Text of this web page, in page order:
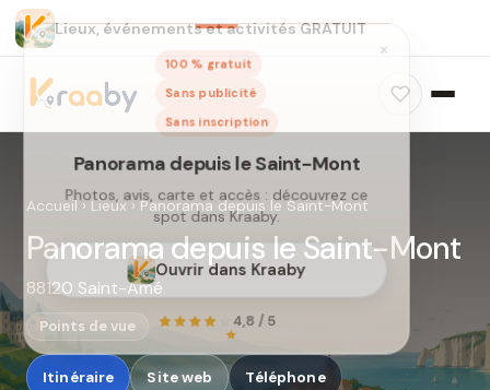
Lieux, événements et activités GRATUIT
×
100 % gratuit
Sans publicité
Panorama depuis le Saint-Mont
Photos, avis, carte et accès : découvrez ce
Accueil›Lieux›Panorama depuis le Saint-Mont
Panorama depuis le Saint-Mont
88120 Saint-Amé
Points de vue
Itinéraire Site web Téléphone